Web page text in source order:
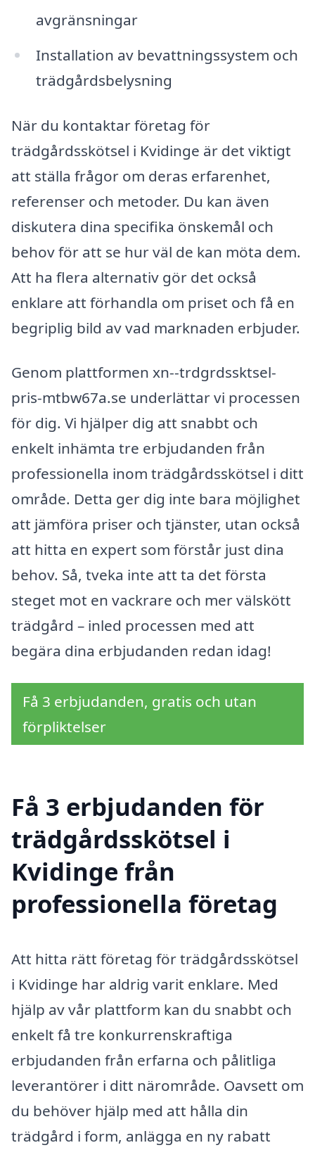
avgränsningar
Installation av bevattningssystem och
trädgårdsbelysning
När du kontaktar företag för
trädgårdsskötsel i Kvidinge är det viktigt
att ställa frågor om deras erfarenhet,
referenser och metoder. Du kan även
diskutera dina specifika önskemål och
behov för att se hur väl de kan möta dem.
Att ha flera alternativ gör det också
enklare att förhandla om priset och få en
begriplig bild av vad marknaden erbjuder.
Genom plattformen xn--trdgrdssktsel-
pris-mtbw67a.se underlättar vi processen
för dig. Vi hjälper dig att snabbt och
enkelt inhämta tre erbjudanden från
professionella inom trädgårdsskötsel i ditt
område. Detta ger dig inte bara möjlighet
att jämföra priser och tjänster, utan också
att hitta en expert som förstår just dina
behov. Så, tveka inte att ta det första
steget mot en vackrare och mer välskött
trädgård – inled processen med att
begära dina erbjudanden redan idag!
Få 3 erbjudanden, gratis och utan
förpliktelser
Få 3 erbjudanden för
trädgårdsskötsel i
Kvidinge från
professionella företag
Att hitta rätt företag för trädgårdsskötsel
i Kvidinge har aldrig varit enklare. Med
hjälp av vår plattform kan du snabbt och
enkelt få tre konkurrenskraftiga
erbjudanden från erfarna och pålitliga
leverantörer i ditt närområde. Oavsett om
du behöver hjälp med att hålla din
trädgård i form, anlägga en ny rabatt